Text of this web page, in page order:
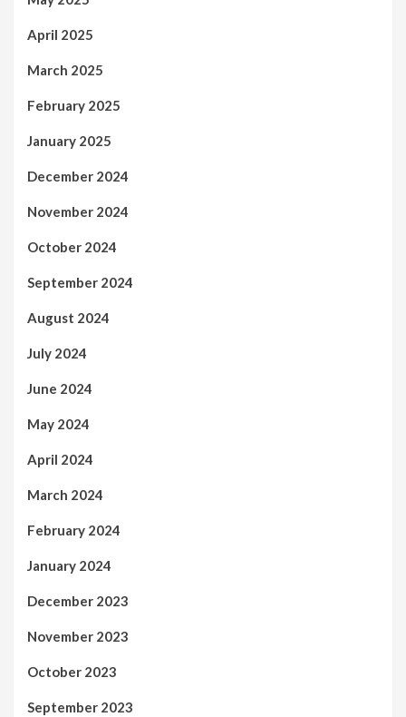
April 2025
March 2025
February 2025
January 2025
December 2024
November 2024
October 2024
September 2024
August 2024
July 2024
June 2024
May 2024
April 2024
March 2024
February 2024
January 2024
December 2023
November 2023
October 2023
September 2023